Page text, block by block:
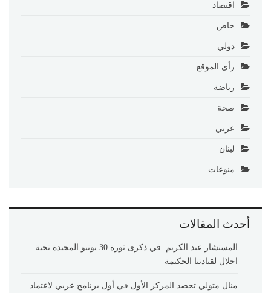
اقتصاد
خاص
دولي
رأي الموقع
رياضة
صحة
عربي
لبنان
منوعات
أحدث المقالات
المستشار عبد الكريم: في ذكرى ثورة 30 يونيو المجيدة تحية
اجلال لقيادتنا الحكيمة
منال متولي تحصد المركز الأول في أول برنامج عربي لاعتماد